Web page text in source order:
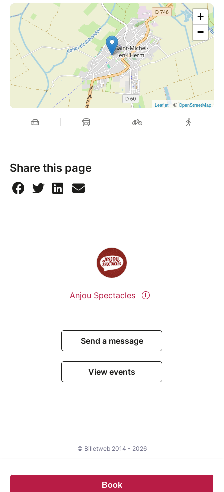
+
−
Leaflet| ©OpenStreetMap
Share this page
Anjou Spectacles
Send a message
View events
© Billetweb 2014 - 2026
Legal Notice
Report this page
Contact us
Book